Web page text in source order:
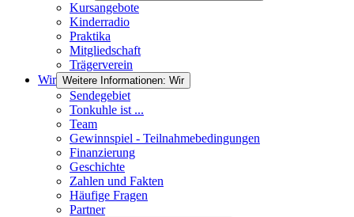
Kursangebote
Kinderradio
Praktika
Mitgliedschaft
Trägerverein
Wir Weitere Informationen: Wir
Sendegebiet
Tonkuhle ist ...
Team
Gewinnspiel - Teilnahmebedingungen
Finanzierung
Geschichte
Zahlen und Fakten
Häufige Fragen
Partner